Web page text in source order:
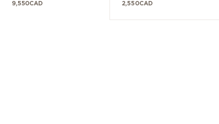
9,550CAD 2,550CAD